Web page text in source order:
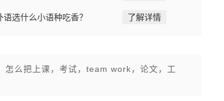
语选什么小语种吃香？ 了解详情
怎么把上课，考试，team work，论文，工